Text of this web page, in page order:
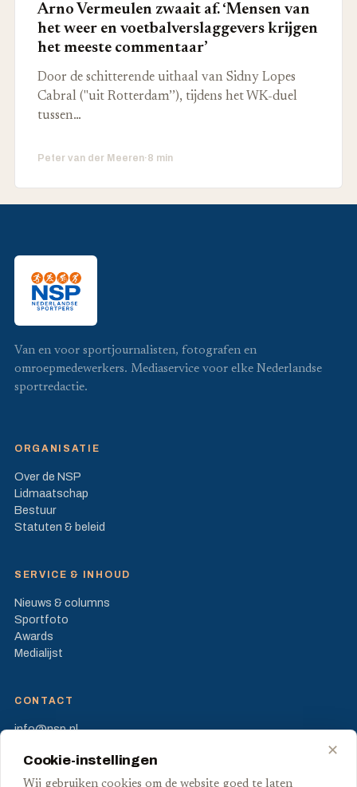
Arno Vermeulen zwaait af. ‘Mensen van
het weer en voetbalverslaggevers krijgen
het meeste commentaar’
Door de schitterende uithaal van Sidny Lopes
Cabral ("uit Rotterdam’’), tijdens het WK-duel
tussen…
Peter van der Meeren·8 min
Van en voor sportjournalisten, fotografen en
omroepmedewerkers. Mediaservice voor elke Nederlandse
sportredactie.
ORGANISATIE
Over de NSP
Lidmaatschap
Bestuur
Statuten & beleid
SERVICE & INHOUD
Nieuws & columns
Sportfoto
Awards
Medialijst
CONTACT
info@nsp.nl
2595 BM Den Haag
✕
Cookie-instellingen
Wij gebruiken cookies om de website goed te laten